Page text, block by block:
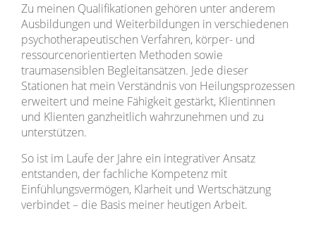
Zu meinen Qualifikationen gehören unter anderem
Ausbildungen und Weiterbildungen in verschiedenen
psychotherapeutischen Verfahren, körper- und
ressourcenorientierten Methoden sowie
traumasensiblen Begleitansätzen. Jede dieser
Stationen hat mein Verständnis von Heilungsprozessen
erweitert und meine Fähigkeit gestärkt, Klientinnen
und Klienten ganzheitlich wahrzunehmen und zu
unterstützen.
So ist im Laufe der Jahre ein integrativer Ansatz
entstanden, der fachliche Kompetenz mit
Einfühlungsvermögen, Klarheit und Wertschätzung
verbindet – die Basis meiner heutigen Arbeit.